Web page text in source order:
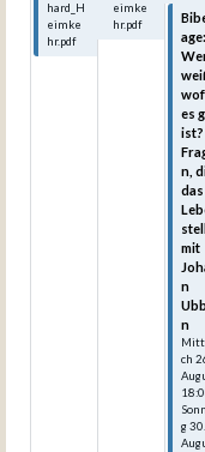
hard_H
eimke
hr.pdf
eimke
hr.pdf
age:
es
ist?
n,
das
mit
n
n
ch
g30.